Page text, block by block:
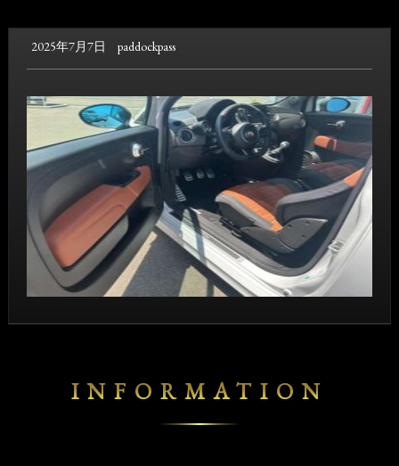
2025年7月7日 paddockpass
INFORMATION